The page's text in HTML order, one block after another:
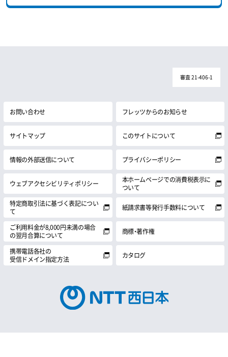
審査 21-406-1
お問い合わせ フレッツからのお知らせ
サイトマップ このサイトについて
情報の外部送信について プライバシーポリシー
ウェブアクセシビリティポリシー
本ホームページでの消費税表示に
ついて
特定商取引法に基づく表記につい
て
紙請求書等発行手数料について
ご利用料金が8,000円未満の場合
の翌月合算について
商標・著作権
携帯電話各社の
受信ドメイン指定方法
カタログ
© 1999 NTT西日本株式会社